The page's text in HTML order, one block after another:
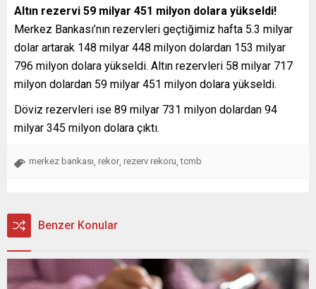
Altın rezervi 59 milyar 451 milyon dolara yükseldi!
Merkez Bankası’nın rezervleri geçtiğimiz hafta 5.3 milyar
dolar artarak 148 milyar 448 milyon dolardan 153 milyar
796 milyon dolara yükseldi. Altın rezervleri 58 milyar 717
milyon dolardan 59 milyar 451 milyon dolara yükseldi.
Döviz rezervleri ise 89 milyar 731 milyon dolardan 94
milyar 345 milyon dolara çıktı.
merkez bankası rekor rezerv rekoru ,tcmb
Benzer Konular